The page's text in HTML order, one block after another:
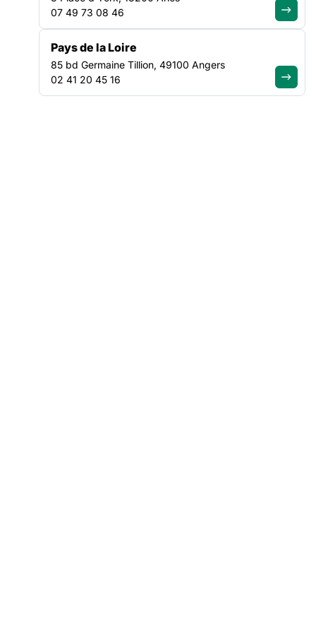
NOS ACTUALITÉS
Suivez le mouvement de la
solidarité
07 49 73 08 46
Pays de la Loire
85 bd Germaine Tillion, 49100 Angers
02 41 20 45 16